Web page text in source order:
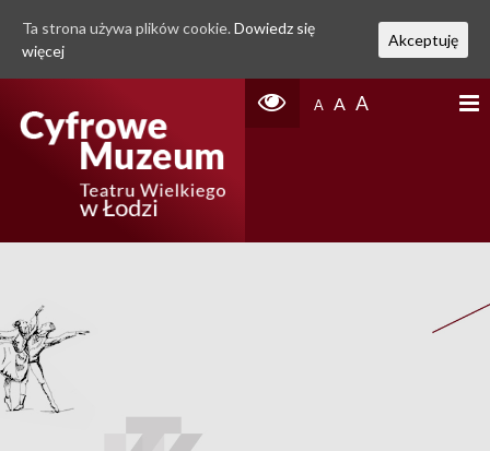
A A A
Ta strona używa plików cookie. Dowiedz się
więcej
Akceptuję